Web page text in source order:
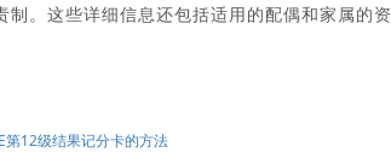
。这些详细信息还包括适用的配偶和家属的资
12级结果记分卡的方法